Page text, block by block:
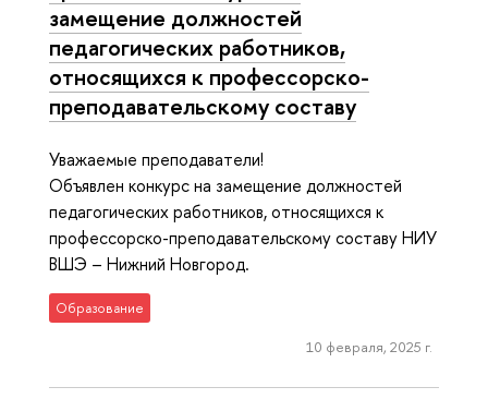
замещение должностей
педагогических работников,
относящихся к профессорско-
преподавательскому составу
Уважаемые преподаватели!
Объявлен конкурс на замещение должностей
педагогических работников, относящихся к
профессорско-преподавательскому составу НИУ
ВШЭ – Нижний Новгород.
Образование
10 февраля, 2025 г.